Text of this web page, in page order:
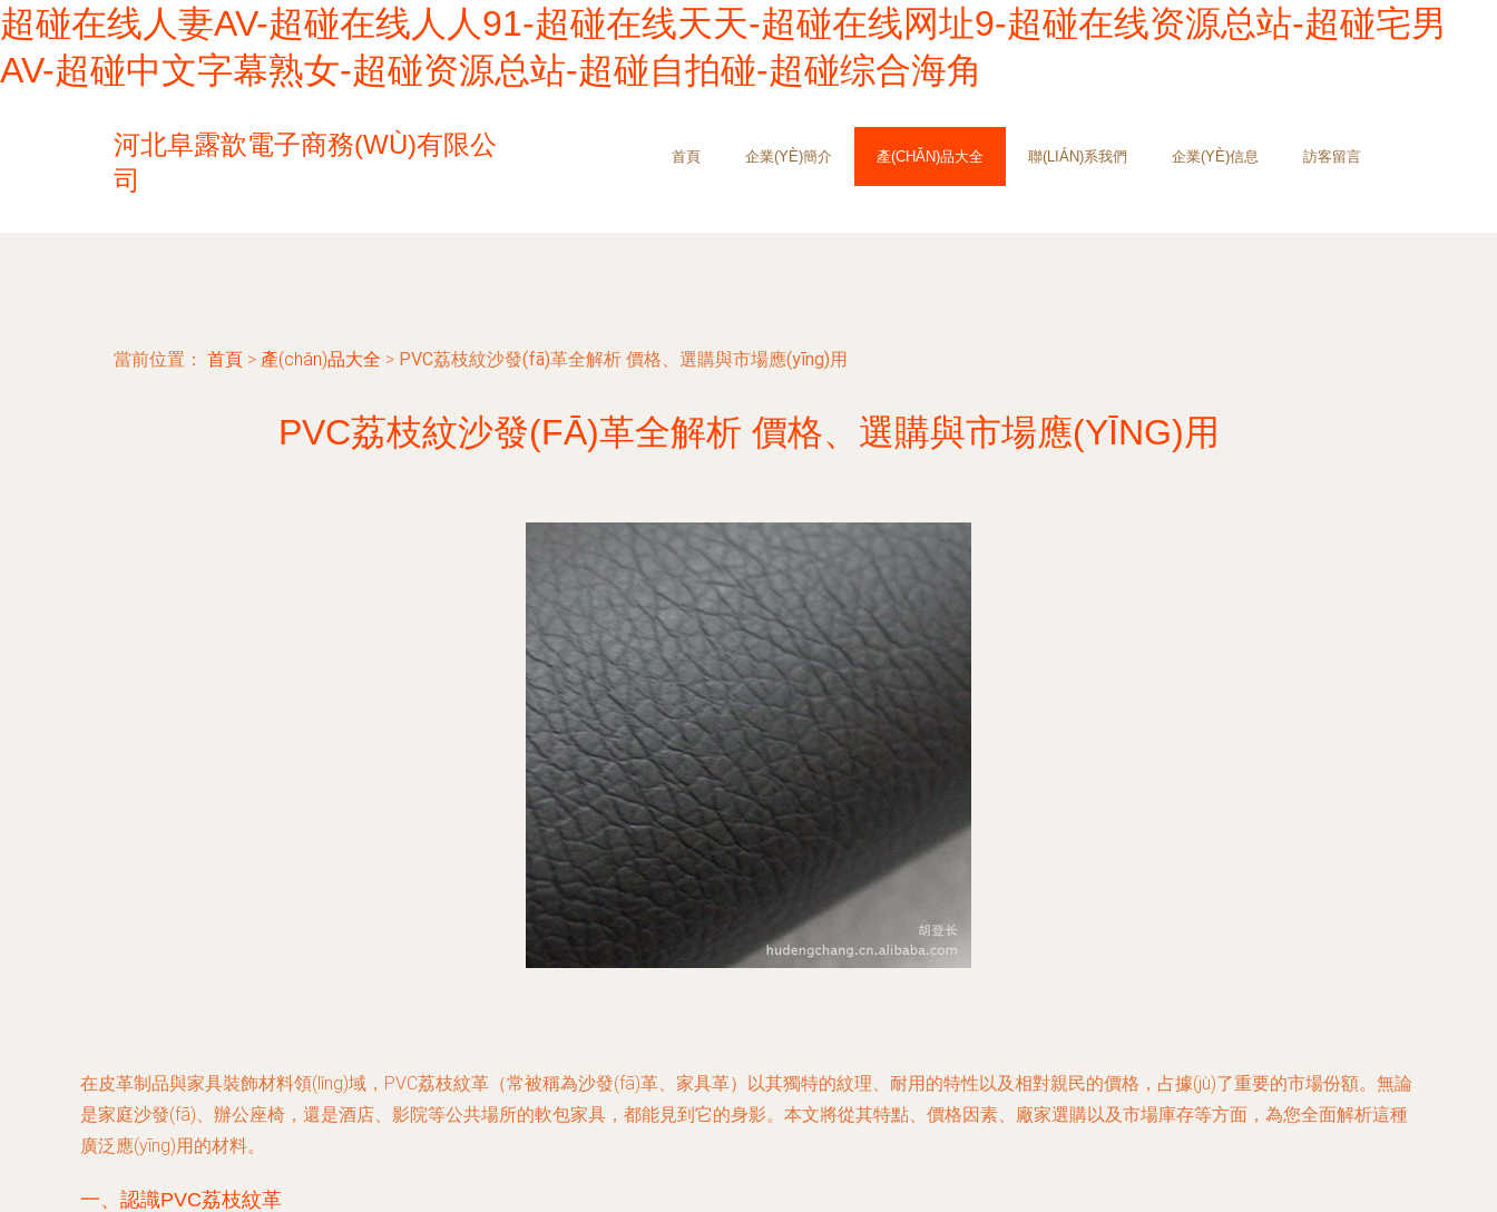
超碰在线人妻AV-超碰在线人人91-超碰在线天天-超碰在线网址9-超碰在线资源总站-超碰宅男
AV-超碰中文字幕熟女-超碰资源总站-超碰自拍碰-超碰综合海角
河北阜露歆電子商務(WÙ)有限公
司
首頁 企業(YÈ)簡介 產(CHǍN)品大全 聯(LIÁN)系我們 企業(YÈ)信息 訪客留言
當前位置： 首頁 > 產(chǎn)品大全 > PVC荔枝紋沙發(fā)革全解析 價格、選購與市場應(yīng)用
PVC荔枝紋沙發(FĀ)革全解析 價格、選購與市場應(YĪNG)用
在皮革制品與家具裝飾材料領(lǐng)域，PVC荔枝紋革（常被稱為沙發(fā)革、家具革）以其獨特的紋理、耐用的特性以及相對親民的價格，占據(jù)了重要的市場份額。無論
是家庭沙發(fā)、辦公座椅，還是酒店、影院等公共場所的軟包家具，都能見到它的身影。本文將從其特點、價格因素、廠家選購以及市場庫存等方面，為您全面解析這種
廣泛應(yīng)用的材料。
一、認識PVC荔枝紋革